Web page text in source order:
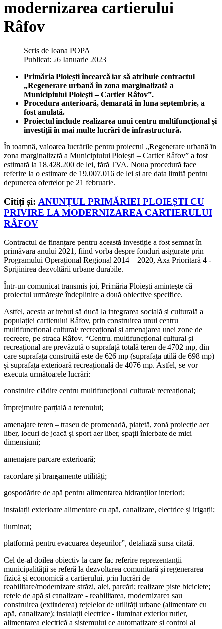
modernizarea cartierului
Râfov
Scris de Ioana POPA
Publicat: 26 Ianuarie 2023
Primăria Ploiești încearcă iar să atribuie contractul
„Regenerare urbană în zona marginalizată a
Municipiului Ploiești – Cartier Râfov”.
Procedura anterioară, demarată în luna septembrie, a
fost anulată.
Proiectul include realizarea unui centru multifuncțional și
investiții în mai multe lucrări de infrastructură.
În toamnă, valoarea lucrările pentru proiectul „Regenerare urbană în
zona marginalizată a Municipiului Ploiești – Cartier Râfov” a fost
estimată la 18.428.200 de lei, fără TVA. Noua procedură face
referire la o estimare de 19.007.016 de lei și are data limită pentru
depunerea ofertelor pe 21 februarie.
Citiți și: ANUNȚUL PRIMĂRIEI PLOIEȘTI CU
PRIVIRE LA MODERNIZAREA CARTIERULUI
RÂFOV
Contractul de finanțare pentru această investiție a fost semnat în
primăvara anului 2021, fiind vorba despre fonduri asigurate prin
Programului Operațional Regional 2014 – 2020, Axa Prioritară 4 -
Sprijinirea dezvoltării urbane durabile.
Într-un comunicat transmis joi, Primăria Ploiești amintește că
proiectul urmărește îndeplinire a două obiective specifice.
Astfel, acesta ar trebui să ducă la integrarea socială și culturală a
populației cartierului Râfov, prin construirea unui centru
multifuncțional cultural/ recreațional și amenajarea unei zone de
recreere, pe strada Râfov. “Centrul multifuncțional cultural și
recreațional are prevăzută o suprafață totală teren de 4702 mp, din
care suprafața construită este de 626 mp (suprafața utilă de 698 mp)
și suprafața exterioară recreațională de 4076 mp. Astfel, se vor
executa următoarele lucrări:
construire clădire centru multifuncțional cultural/ recreațional;
împrejmuire parțială a terenului;
amenajare teren – traseu de promenadă, piațetă, zonă proiecție aer
liber, locuri de joacă și sport aer liber, spații înierbate de mici
dimensiuni;
amenajare parcare exterioară;
racordare și branșamente utilități;
gospodărire de apă pentru alimentarea hidranților interiori;
instalații exterioare alimentare cu apă, canalizare, electrice și irigații;
iluminat;
platformă pentru evacuarea deșeurilor”, detaliază sursa citată.
Cel de-al doilea obiectiv la care fac referire reprezentanții
municipalității se referă la dezvoltarea comunitară și regenerarea
fizică și economică a cartierului, prin lucrări de
reabilitare/modernizare străzi, alei, parcări; realizare piste biciclete;
rețele de apă și canalizare - reabilitarea, modernizarea sau
construirea (extinderea) rețelelor de utilități urbane (alimentare cu
apă, canalizare); instalații electrice - iluminat exterior rutier,
alimentarea electrică a sistemului de automatizare și control al